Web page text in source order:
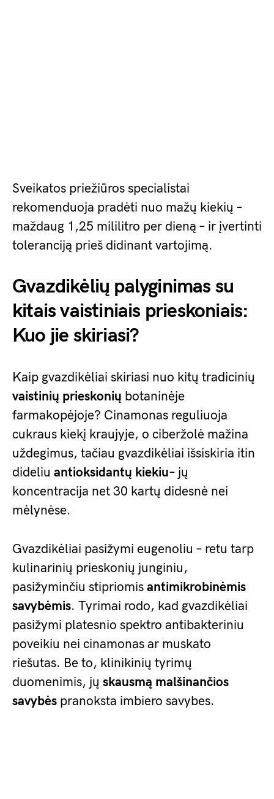
Sveikatos priežiūros specialistai
rekomenduoja pradėti nuo mažų kiekių –
maždaug 1,25 mililitro per dieną – ir įvertinti
toleranciją prieš didinant vartojimą.
Gvazdikėlių palyginimas su
kitais vaistiniais prieskoniais:
Kuo jie skiriasi?
Kaip gvazdikėliai skiriasi nuo kitų tradicinių
vaistinių prieskonių botaninėje
farmakopėjoje? Cinamonas reguliuoja
cukraus kiekį kraujyje, o ciberžolė mažina
uždegimus, tačiau gvazdikėliai išsiskiria itin
dideliu antioksidantų kiekiu– jų
koncentracija net 30 kartų didesnė nei
mėlynėse.
Gvazdikėliai pasižymi eugenoliu – retu tarp
kulinarinių prieskonių junginiu,
pasižyminčiu stipriomis antimikrobinėmis
savybėmis. Tyrimai rodo, kad gvazdikėliai
pasižymi platesnio spektro antibakteriniu
poveikiu nei cinamonas ar muskato
riešutas. Be to, klinikinių tyrimų
duomenimis, jų skausmą malšinančios
savybės pranoksta imbiero savybes.